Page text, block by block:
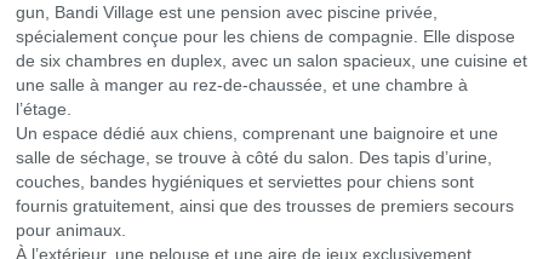
gun, Bandi Village est une pension avec piscine privée,
spécialement conçue pour les chiens de compagnie. Elle dispose
de six chambres en duplex, avec un salon spacieux, une cuisine et
une salle à manger au rez-de-chaussée, et une chambre à
l’étage.
Un espace dédié aux chiens, comprenant une baignoire et une
salle de séchage, se trouve à côté du salon. Des tapis d’urine,
couches, bandes hygiéniques et serviettes pour chiens sont
fournis gratuitement, ainsi que des trousses de premiers secours
pour animaux.
À l’extérieur, une pelouse et une aire de jeux exclusivement